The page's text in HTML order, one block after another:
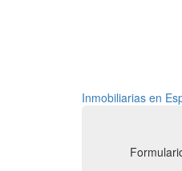
Inmobiliarias en